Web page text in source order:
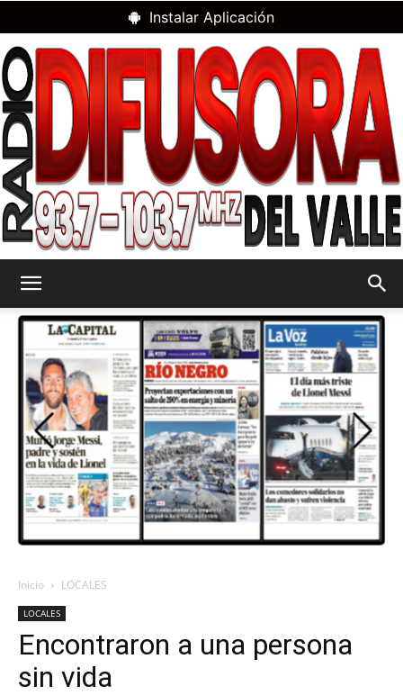
Instalar Aplicación
DIFUSORA
DEL
VALLE
Inicio LOCALES
LOCALES
Encontraron a una persona
sin vida